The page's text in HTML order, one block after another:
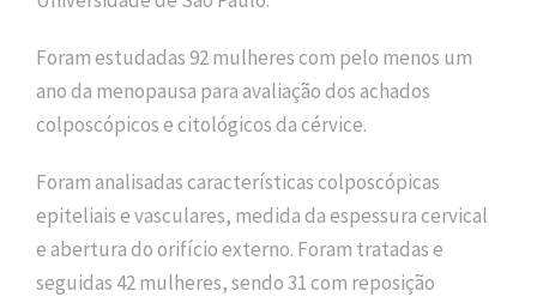
Foram estudadas 92 mulheres com pelo menos um
ano da menopausa para avaliação dos achados
colposcópicos e citológicos da cérvice.
Foram analisadas características colposcópicas
epiteliais e vasculares, medida da espessura cervical
e abertura do orifício externo. Foram tratadas e
seguidas 42 mulheres, sendo 31 com reposição